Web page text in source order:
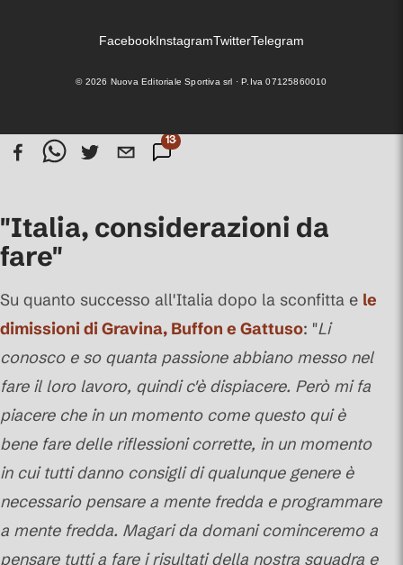
FacebookInstagramTwitterTelegram
© 2026 Nuova Editoriale Sportiva srl · P.Iva 07125860010
134
"Italia, considerazioni da
fare"
Su quanto successo all'Italia dopo la sconfitta e le
dimissioni di Gravina, Buffon e Gattuso: "Li
conosco e so quanta passione abbiano messo nel
fare il loro lavoro, quindi c'è dispiacere. Però mi fa
piacere che in un momento come questo qui è
bene fare delle riflessioni corrette, in un momento
in cui tutti danno consigli di qualunque genere è
necessario pensare a mente fredda e programmare
a mente fredda. Magari da domani cominceremo a
pensare tutti a fare i risultati della nostra squadra e